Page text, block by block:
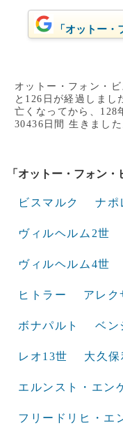
「オットー
オットー・フォン・
と126日が経過しまし
亡くなってから、128
30436日間 生きました
「オットー・フォン
ビスマルク ナポ
ヴィルヘルム2世
ヴィルヘルム4世
ヒトラー アレク
ボナパルト ベン
レオ13世 大久保
エルンスト・エン
フリードリヒ・エ